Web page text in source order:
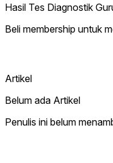
Hasil Tes Diagnostik
Beli membership untuk
Artikel
Belum ada Artikel
Penulis ini belum